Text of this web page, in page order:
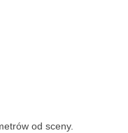
od sceny.